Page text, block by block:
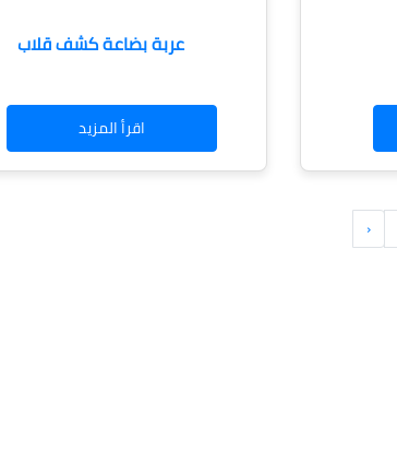
عربة بضاعة كشف قلاب
اقرأ المزيد
‹